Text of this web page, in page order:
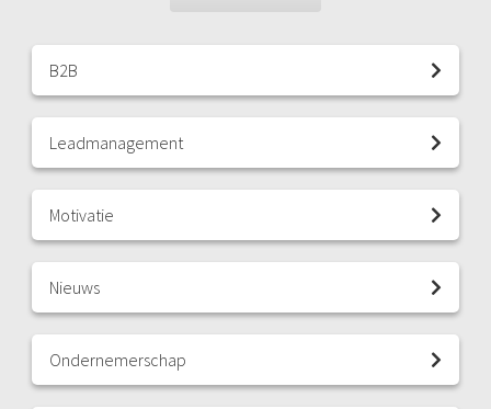
B2B
Leadmanagement
Motivatie
Nieuws
Ondernemerschap